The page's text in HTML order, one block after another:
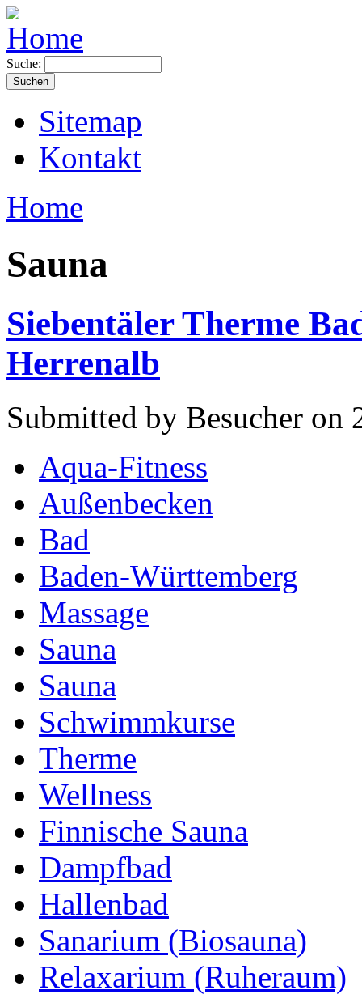
Suche:
Sitemap
Kontakt
Home
Sauna
Siebentäler Therme
Herrenalb
Submitted by Besucher on
Aqua-Fitness
Außenbecken
Bad
Baden-Württemberg
Massage
Sauna
Sauna
Schwimmkurse
Therme
Wellness
Finnische Sauna
Dampfbad
Hallenbad
Sanarium (Biosauna)
Relaxarium (Ruheraum)